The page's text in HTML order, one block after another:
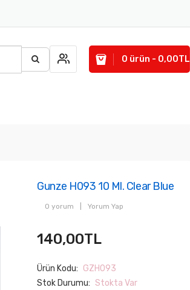
0 ürün - 0,00TL
Gunze H093 10 Ml. Clear Blue
0 yorum Yorum Yap
140,00TL
Ürün Kodu: GZH093
Stok Durumu: Stokta Var